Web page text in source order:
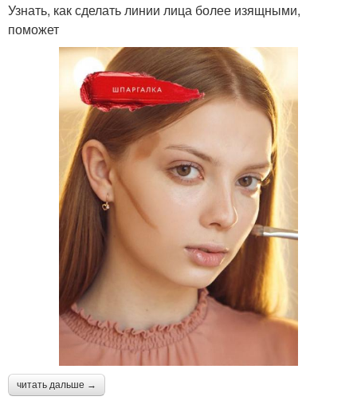
Узнать, как сделать линии лица более изящными,
поможет
читать дальше →